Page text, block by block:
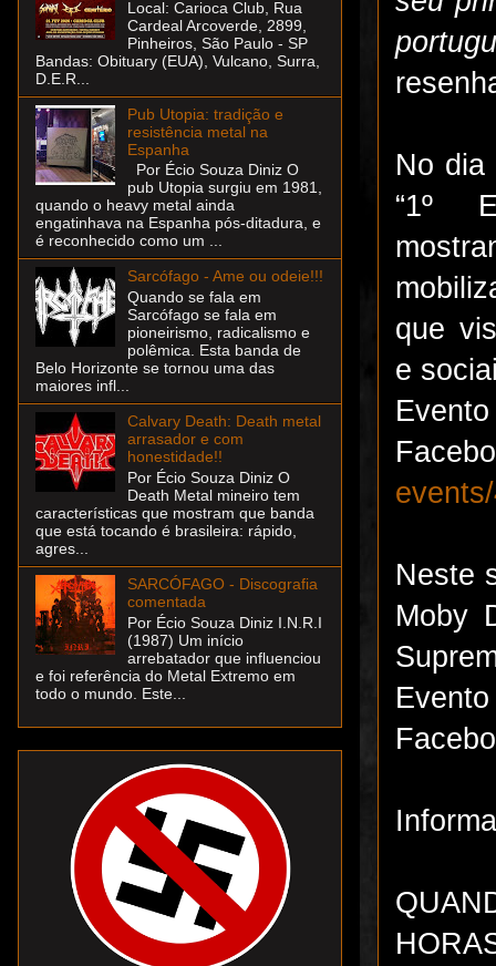
No
“1º
que
e
Neste
Moby
Local: Carioca Club, Rua
Cardeal Arcoverde, 2899,
Pinheiros, São Paulo - SP
Bandas: Obituary (EUA), Vulcano, Surra,
D.E.R...
Pub Utopia: tradição e
resistência metal na
Espanha
Por Écio Souza Diniz O
pub Utopia surgiu em 1981,
quando o heavy metal ainda
engatinhava na Espanha pós-ditadura, e
é reconhecido como um ...
Sarcófago - Ame ou odeie!!!
Quando se fala em
Sarcófago se fala em
pioneirismo, radicalismo e
polêmica. Esta banda de
Belo Horizonte se tornou uma das
maiores infl...
Calvary Death: Death metal
arrasador e com
honestidade!!
Por Écio Souza Diniz O
Death Metal mineiro tem
características que mostram que banda
que está tocando é brasileira: rápido,
agres...
SARCÓFAGO - Discografia
comentada
Por Écio Souza Diniz I.N.R.I
(1987) Um início
arrebatador que influenciou
e foi referência do Metal Extremo em
todo o mundo. Este...